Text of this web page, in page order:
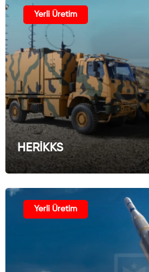
Yerli Üretim
HERİKKS
Yerli Üretim